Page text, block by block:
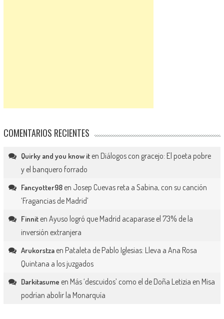
COMENTARIOS RECIENTES
Quirky and you know iten Diálogos con gracejo: El poeta pobre
y el banquero forrado
Fancyotter98en Josep Cuevas reta a Sabina, con su canción
‘Fragancias de Madrid’
Finniten Ayuso logró que Madrid acaparase el 73% de la
inversión extranjera
Arukorstzaen Pataleta de Pablo Iglesias: Lleva a Ana Rosa
Quintana a los juzgados
Darkitasume en Más ‘descuidos’ como el de Doña Letizia en Misa
podrían abolir la Monarquía